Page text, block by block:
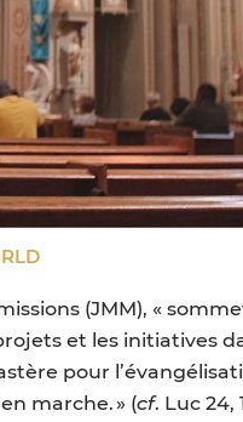
(JMM), «
et les initiatives
pour
marche. » (cf. Luc 24,